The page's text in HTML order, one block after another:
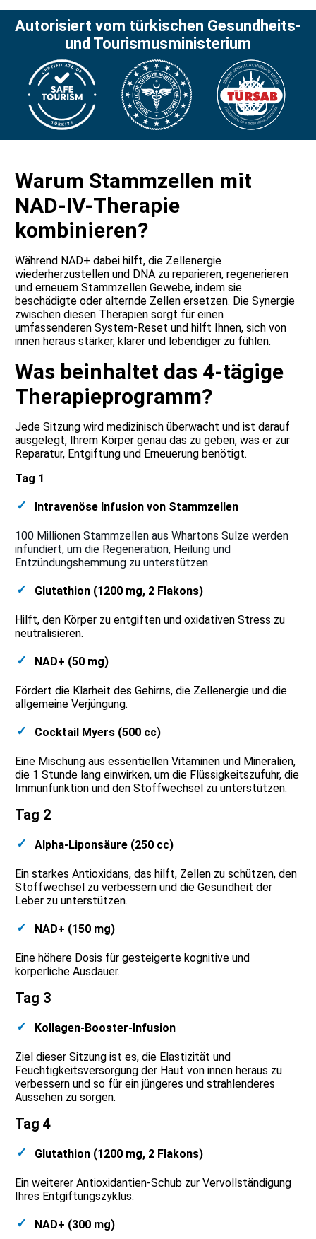
Autorisiert vom türkischen Gesundheits-
und Tourismusministerium
Warum Stammzellen mit
NAD-IV-Therapie
kombinieren?
Während NAD+ dabei hilft, die Zellenergie
wiederherzustellen und DNA zu reparieren, regenerieren
und erneuern Stammzellen Gewebe, indem sie
beschädigte oder alternde Zellen ersetzen. Die Synergie
zwischen diesen Therapien sorgt für einen
umfassenderen System-Reset und hilft Ihnen, sich von
innen heraus stärker, klarer und lebendiger zu fühlen.
Was beinhaltet das 4-tägige
Therapieprogramm?
Jede Sitzung wird medizinisch überwacht und ist darauf
ausgelegt, Ihrem Körper genau das zu geben, was er zur
Reparatur, Entgiftung und Erneuerung benötigt.
Tag 1
Intravenöse Infusion von Stammzellen
100 Millionen Stammzellen aus Whartons Sulze werden
infundiert, um die Regeneration, Heilung und
Entzündungshemmung zu unterstützen.
Glutathion (1200 mg, 2 Flakons)
Hilft, den Körper zu entgiften und oxidativen Stress zu
neutralisieren.
NAD+ (50 mg)
Fördert die Klarheit des Gehirns, die Zellenergie und die
allgemeine Verjüngung.
Cocktail Myers (500 cc)
Eine Mischung aus essentiellen Vitaminen und Mineralien,
die 1 Stunde lang einwirken, um die Flüssigkeitszufuhr, die
Immunfunktion und den Stoffwechsel zu unterstützen.
Tag 2
Alpha-Liponsäure (250 cc)
Ein starkes Antioxidans, das hilft, Zellen zu schützen, den
Stoffwechsel zu verbessern und die Gesundheit der
Leber zu unterstützen.
NAD+ (150 mg)
Eine höhere Dosis für gesteigerte kognitive und
körperliche Ausdauer.
Tag 3
Kollagen-Booster-Infusion
Ziel dieser Sitzung ist es, die Elastizität und
Feuchtigkeitsversorgung der Haut von innen heraus zu
verbessern und so für ein jüngeres und strahlenderes
Aussehen zu sorgen.
Tag 4
Glutathion (1200 mg, 2 Flakons)
Ein weiterer Antioxidantien-Schub zur Vervollständigung
Ihres Entgiftungszyklus.
NAD+ (300 mg)